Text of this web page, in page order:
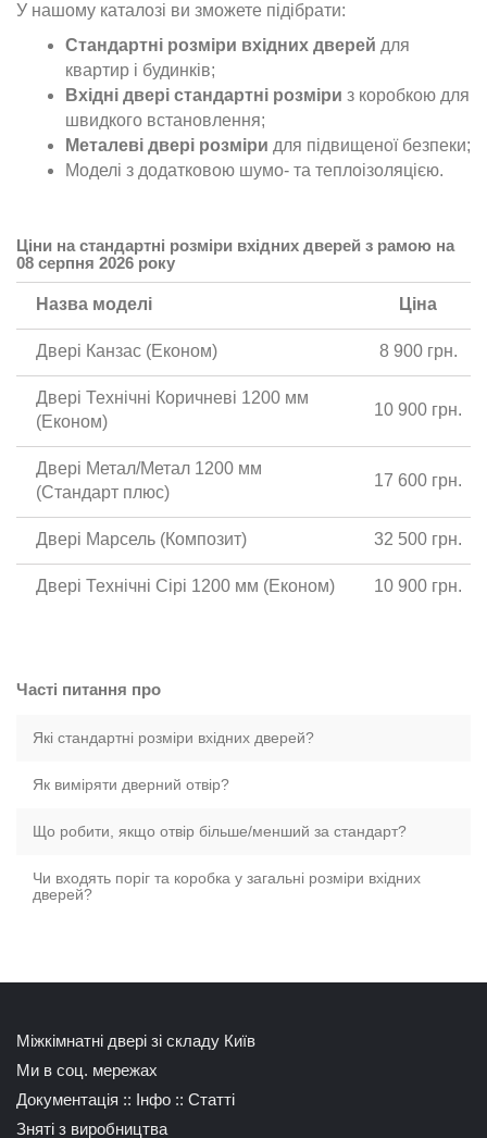
У нашому каталозі ви зможете підібрати:
Стандартні розміри вхідних дверей для
квартир і будинків;
Вхідні двері стандартні розміри з коробкою для
швидкого встановлення;
Металеві двері розміри для підвищеної безпеки;
Моделі з додатковою шумо- та теплоізоляцією.
Ціни на стандартні розміри вхідних дверей з рамою на
08 серпня 2026 року
Назва моделі Ціна
Двері Канзас (Економ) 8 900 грн.
Двері Технічні Коричневі 1200 мм
(Економ)
10 900 грн.
Двері Метал/Метал 1200 мм
(Стандарт плюс)
17 600 грн.
Двері Марсель (Композит) 32 500 грн.
Двері Технічні Сірі 1200 мм (Економ) 10 900 грн.
Часті питання про
Які стандартні розміри вхідних дверей?
Як виміряти дверний отвір?
Що робити, якщо отвір більше/менший за стандарт?
Чи входять поріг та коробка у загальні розміри вхідних
дверей?
Міжкімнатні двері зі складу Київ
Ми в соц. мережах
Документація :: Інфо :: Статті
Зняті з виробництва